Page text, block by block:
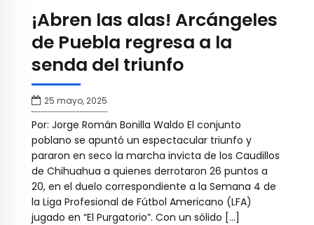
¡Abren las alas! Arcángeles
de Puebla regresa a la
senda del triunfo
25 mayo, 2025
Por: Jorge Román Bonilla Waldo El conjunto
poblano se apuntó un espectacular triunfo y
pararon en seco la marcha invicta de los Caudillos
de Chihuahua a quienes derrotaron 26 puntos a
20, en el duelo correspondiente a la Semana 4 de
la Liga Profesional de Fútbol Americano (LFA)
jugado en “El Purgatorio”. Con un sólido […]